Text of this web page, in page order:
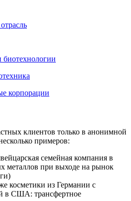
биотехнологии
корпорации
клиентов только в анонимной
примеров:
семейная компания в
металлов при выходе на рынок
косметики из Германии с
в США: трансфертное